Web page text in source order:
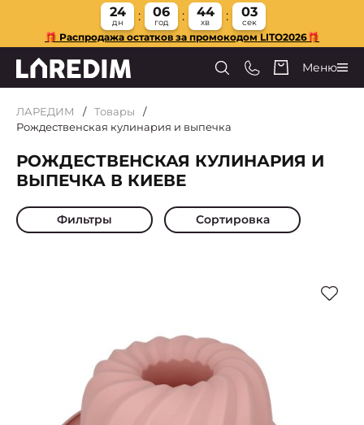
24
дн
06
год
44
хв
02
сек
🎁 Распродажа остатков за промокодом LITO2026🎁
Меню
ЛАРЕДИМ
Товары
Рождественская кулинария и выпечка
РОЖДЕСТВЕНСКАЯ КУЛИНАРИЯ И
ВЫПЕЧКА В КИЕВЕ
Фильтры Сортировка